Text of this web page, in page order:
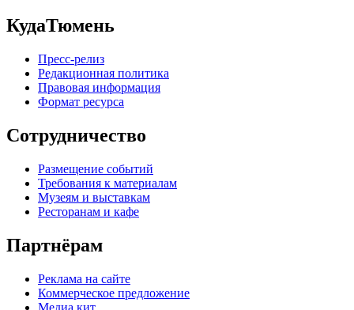
КудаТюмень
Пресс-релиз
Редакционная политика
Правовая информация
Формат ресурса
Сотрудничество
Размещение событий
Требования к материалам
Музеям и выставкам
Ресторанам и кафе
Партнёрам
Реклама на сайте
Коммерческое предложение
Медиа кит